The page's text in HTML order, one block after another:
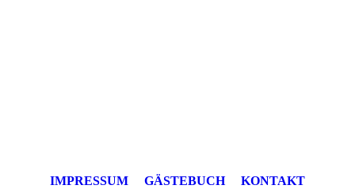
IMPRESSUM GÄSTEBUCH KONTAKT